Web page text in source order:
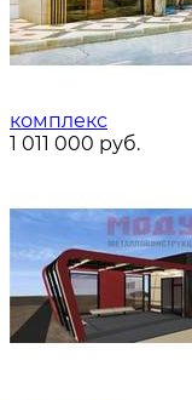
комплекс
1 011 000 руб.